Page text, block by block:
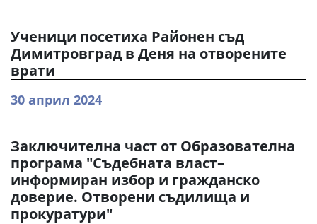
Ученици посетиха Районен съд
Димитровград в Деня на отворените
врати
30 април 2024
Заключителна част от Образователна
програма "Съдебната власт–
информиран избор и гражданско
доверие. Отворени съдилища и
прокуратури"